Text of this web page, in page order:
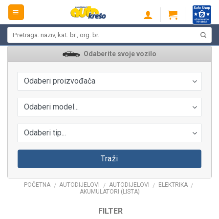
Skip
content
Odaberite svoje vozilo
Odaberi proizvođača
Odaberi model...
Odaberi tip...
Traži
POČETNA / AUTODIJELOVI / AUTODIJELOVI / ELEKTRIKA /
AKUMULATORI (LISTA)
FILTER